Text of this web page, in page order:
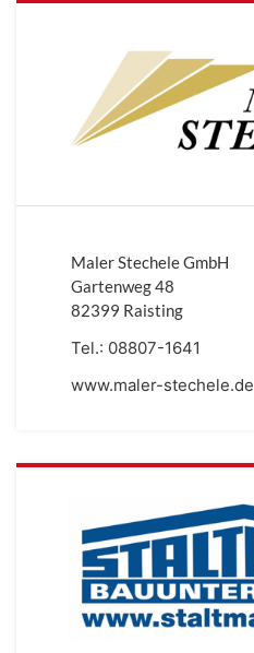
Maler Stechele GmbH
Gartenweg 48
82399 Raisting
Tel.: 08807-1641
www.maler-stechele.de